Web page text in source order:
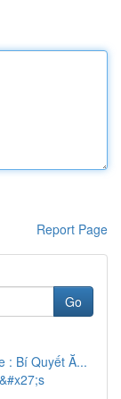
Report Page
Go
: Bí Quyết Ă...